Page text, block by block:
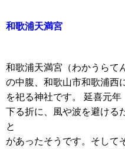
和歌浦天満宮
和歌浦天満宮（わかうらて
の中腹、和歌山市和歌浦西
を祀る神社です。 延喜元
下る折に、風や波を避ける
と
があったそうです。そして